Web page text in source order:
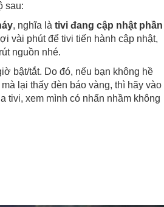
sau:
, nghĩa là tivi đang cập nhật phần
vài phút để tivi tiến hành cập nhật,
nguồn nhé.
bật/tắt. Do đó, nếu bạn không hề
lại thấy đèn báo vàng, thì hãy vào
tivi, xem mình có nhấn nhầm không